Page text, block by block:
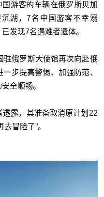
游客的车辆在俄罗斯贝加
湖，7名中国游客不幸溺
发现7名遇难者遗体。
驻俄罗斯大使馆再次向赴俄
步提高警惕、加强防范、
全顺畅。
露，其准备取消原计划22
冒险了”。